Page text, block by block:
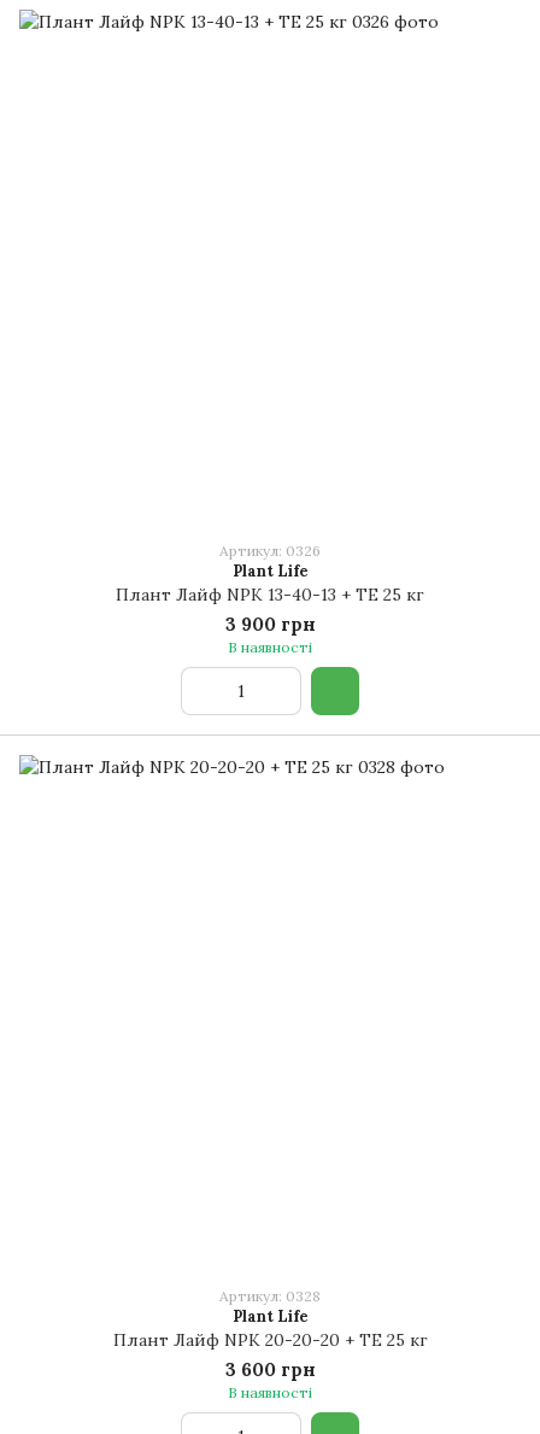
Артикул: 0326
Plant Life
Плант Лайф NPK 13-40-13 + TE 25 кг
3 900 грн
В наявності
Артикул: 0328
Plant Life
Плант Лайф NPK 20-20-20 + TE 25 кг
3 600 грн
В наявності